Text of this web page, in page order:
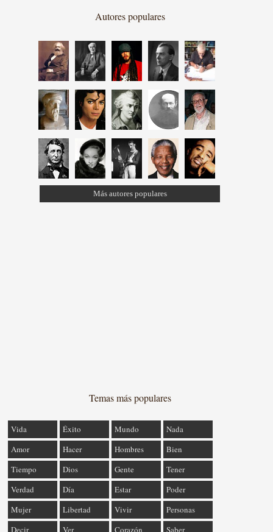
Autores populares
Más autores populares
Temas más populares
Vida Éxito Mundo
Nada
Amor
Hacer Hombres
Bien
Tiempo
Dios Gente
Tener
Verdad
Día Estar
Poder
Mujer
Libertad Vivir
Personas
Decir
Ver Corazón Saber